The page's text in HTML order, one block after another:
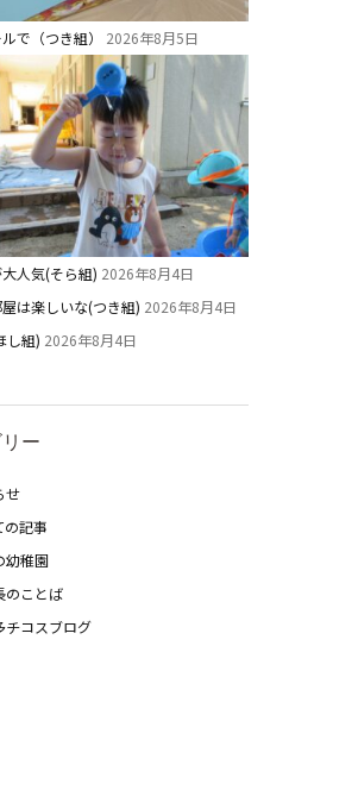
で（つき組） 2026年8月5日
人気(そら組) 2026年8月4日
は楽しいな(つき組) 2026年8月4日
し組) 2026年8月4日
ー
せ
の記事
幼稚園
のことば
チコスブログ
ス
カロンクラス ]